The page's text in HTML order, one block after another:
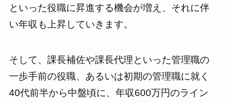
といった役職に昇進する機会が増え、それに伴
い年収も上昇していきます。
そして、課長補佐や課長代理といった管理職の
一歩手前の役職、あるいは初期の管理職に就く
40代前半から中盤頃に、年収600万円のライン